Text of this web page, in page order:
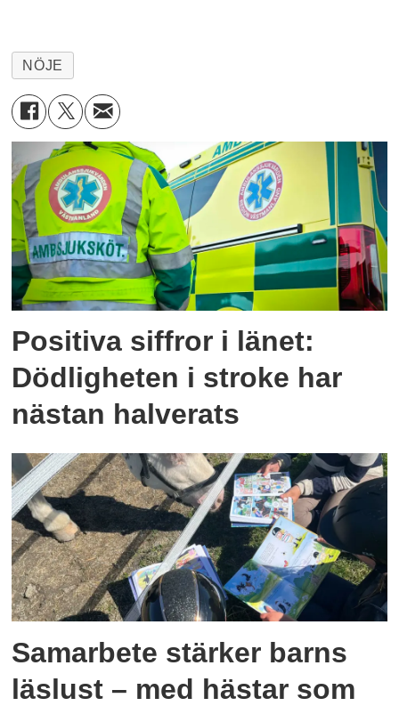
NÖJE
Positiva siffror i länet:
Dödligheten i stroke har
nästan halverats
Samarbete stärker barns
läslust – med hästar som